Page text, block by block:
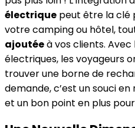
électrique peut être la clé
votre camping ou hôtel,
ajoutéeà vos clients. Avec
électriques, les voyageurs
trouver une borne de
demande, c’est un souci
et un bon point en plus